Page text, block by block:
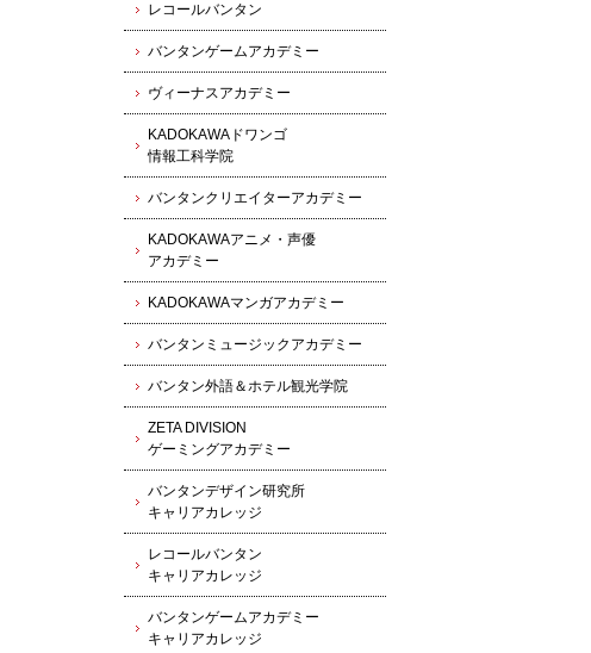
レコールバンタン
バンタンゲームアカデミー
ヴィーナスアカデミー
KADOKAWAドワンゴ
情報工科学院
バンタンクリエイターアカデミー
KADOKAWAアニメ・声優
アカデミー
KADOKAWAマンガアカデミー
バンタンミュージックアカデミー
バンタン外語＆ホテル観光学院
ZETA DIVISION
ゲーミングアカデミー
バンタンデザイン研究所
キャリアカレッジ
レコールバンタン
キャリアカレッジ
バンタンゲームアカデミー
キャリアカレッジ